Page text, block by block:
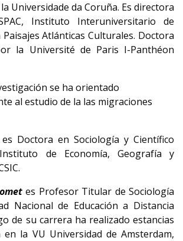
Universidade da Coruña. Es directora
Instituto Interuniversitario de
Atlánticas Culturales. Doctora
la Université de Paris I-Panthéon
se ha orientado
al estudio de la las migraciones
es Doctora en Sociología y Científico
de Economía, Geografía y
es Profesor Titular de Sociología
Nacional de Educación a Distancia
de su carrera ha realizado estancias
en la VU Universidad de Amsterdam,